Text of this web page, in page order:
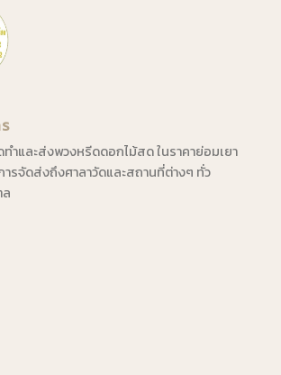
ำและส่งพวงหรีดดอกไม้สด ในราคาย่อมเยา
รจัดส่งถึงศาลาวัดและสถานที่ต่างๆ ทั่ว